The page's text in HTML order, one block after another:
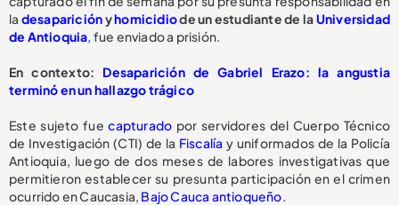
la desapariciónyhomicidiode un estudiante de laUniversidad
de Antioquia, fue enviado a prisión.
En contexto: Desaparición de Gabriel Erazo: la angustia
terminó en un hallazgo trágico
Este sujeto fuecapturado por servidores del Cuerpo Técnico
de Investigación (CTI) de la Fiscalía y uniformados de la Policía
Antioquia, luego de dos meses de labores investigativas que
permitieron establecer su presunta participación en el crimen
ocurrido en Caucasia, Bajo Cauca antioqueño.